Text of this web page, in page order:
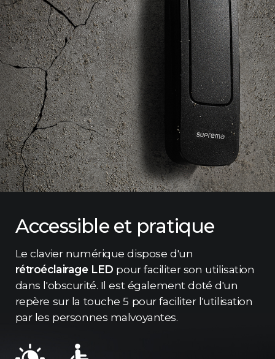
Accessible et pratique
Le clavier numérique dispose d'un
rétroéclairage LED pour faciliter son utilisation
dans l'obscurité. Il est également doté d'un
repère sur la touche 5 pour faciliter l'utilisation
par les personnes malvoyantes.